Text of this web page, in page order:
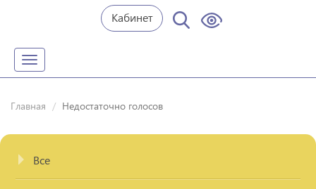
Кабинет
Toggle
navigation
Главная Недостаточно голосов
Все